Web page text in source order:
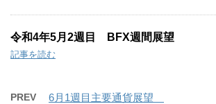
令和4年5月2週目 BFX週間展望
記事を読む
PREV 6月1週目主要通貨展望